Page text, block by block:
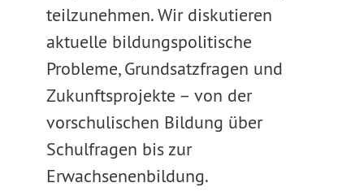
teilzunehmen. Wir diskutieren
aktuelle bildungspolitische
Probleme, Grundsatzfragen und
Zukunftsprojekte – von der
vorschulischen Bildung über
Schulfragen bis zur
Erwachsenenbildung.